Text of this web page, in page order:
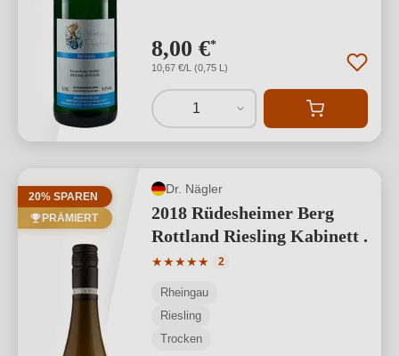
8,00 €*
10,67 €/L (0,75 L)
1
20% SPAREN
PRÄMIERT
Dr. Nägler
2018 Rüdesheimer Berg
Rottland Riesling Kabinett .
★★★★★
Durchschnittliche Bewertung von 5
2
Rheingau
Riesling
Trocken